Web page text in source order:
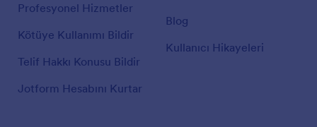
Profesyonel Hizmetler
Kötüye Kullanımı Bildir
Telif Hakkı Konusu Bildir
Jotform Hesabını Kurtar
Blog
Kullanıcı Hikayeleri